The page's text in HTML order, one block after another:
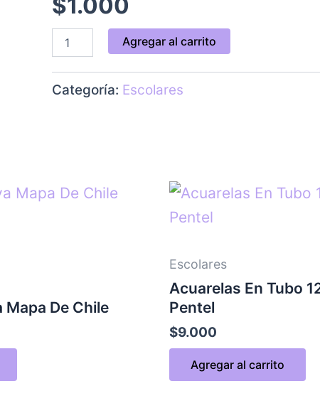
$1.000
Agregar al carrito
Categoría: Escolares
De Chile
Escolares
Acuarelas En Tubo
Pentel
$9.000
Agregar al carrito